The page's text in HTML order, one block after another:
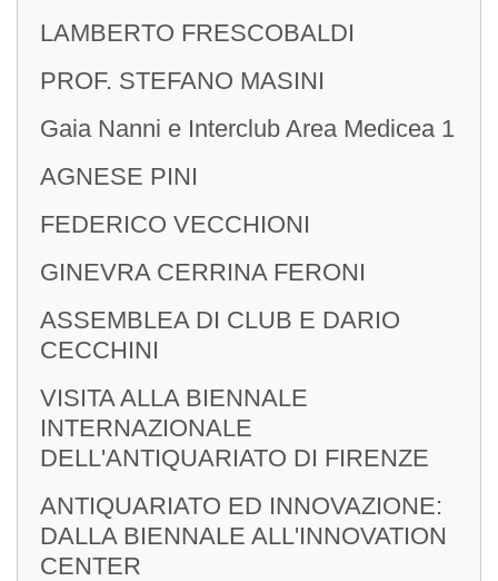
LAMBERTO FRESCOBALDI
PROF. STEFANO MASINI
Gaia Nanni e Interclub Area Medicea 1
AGNESE PINI
FEDERICO VECCHIONI
GINEVRA CERRINA FERONI
ASSEMBLEA DI CLUB E DARIO
CECCHINI
VISITA ALLA BIENNALE
INTERNAZIONALE
DELL'ANTIQUARIATO DI FIRENZE
ANTIQUARIATO ED INNOVAZIONE:
DALLA BIENNALE ALL'INNOVATION
CENTER